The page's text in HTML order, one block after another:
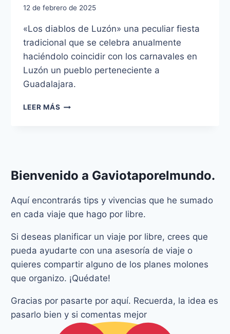
12 de febrero de 2025
«Los diablos de Luzón» una peculiar fiesta
tradicional que se celebra anualmente
haciéndolo coincidir con los carnavales en
Luzón un pueblo perteneciente a
Guadalajara.
LEER MÁS ¿QUÉ
Bienvenido a Gaviotaporelmundo.
Aquí encontrarás tips y vivencias que he sumado
en cada viaje que hago por libre.
Si deseas planificar un viaje por libre, crees que
pueda ayudarte con una asesoría de viaje o
quieres compartir alguno de los planes molones
que organizo. ¡Quédate!
Gracias por pasarte por aquí. Recuerda, la idea es
pasarlo bien y si comentas mejor